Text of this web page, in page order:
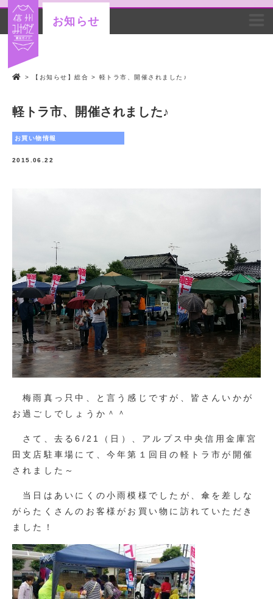
お知らせ
> 【お知らせ】総合 > 軽トラ市、開催されました♪
軽トラ市、開催されました♪
お買い物情報
2015.06.22
梅雨真っ只中、と言う感じですが、皆さんいかが
お過ごしでしょうか＾＾
さて、去る6/21（日）、アルプス中央信用金庫宮
田支店駐車場にて、今年第１回目の軽トラ市が開催
されました～
当日はあいにくの小雨模様でしたが、傘を差しな
がらたくさんのお客様がお買い物に訪れていただき
ました！